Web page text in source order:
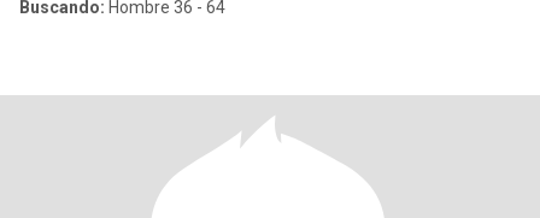
Buscando: Hombre 36 - 64